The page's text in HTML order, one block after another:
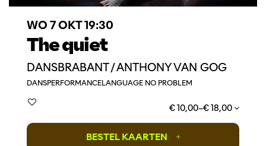
The quiet
DANSBRABANT / ANTHONY VAN GOG
WO 7 OKT19:30
DANSPERFORMANCELANGUAGE NO PROBLEM
€ 10,00–€ 18,00
BESTEL KAARTEN +